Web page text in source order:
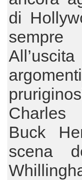
di
sempre
Charles
Buck
scena